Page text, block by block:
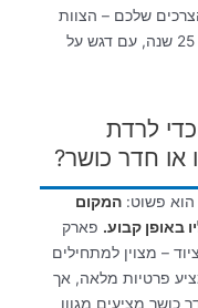
שלכם – הצוות
ב"גוף ראשון" מלווה מתאמנים כבר מעל 25 שנה, עם דגש על
לרדת
חדר כושר?
הוא פשוט:המקום
באופן קבוע. פארק
– מצוין למתחילים
פרטיות מלאה, אך
כושר מציעים מגוון